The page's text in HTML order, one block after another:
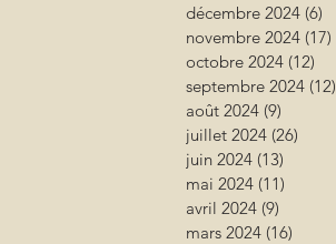
décembre 2024 (6)
novembre 2024 (17)
octobre 2024 (12)
septembre 2024 (12)
août 2024 (9)
juillet 2024 (26)
juin 2024 (13)
mai 2024 (11)
avril 2024 (9)
mars 2024 (16)